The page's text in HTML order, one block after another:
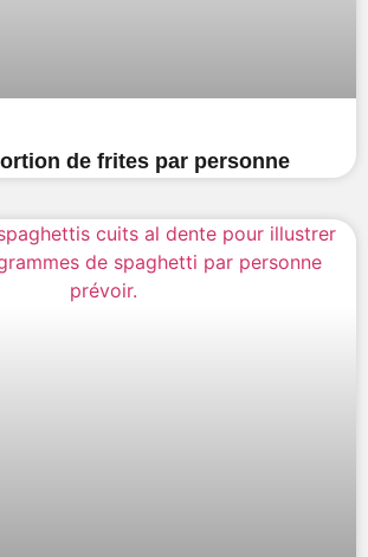
de frites par personne